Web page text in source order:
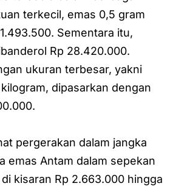
terkecil, emas 0,5 gram
Sementara itu,
Rp 28.420.000.
ukuran terbesar, yakni
dipasarkan dengan
pergerakan dalam jangka
emas Antam dalam sepekan
kisaran Rp 2.663.000 hingga